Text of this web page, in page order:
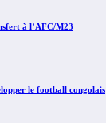
à l’AFC/M23
le football congolais